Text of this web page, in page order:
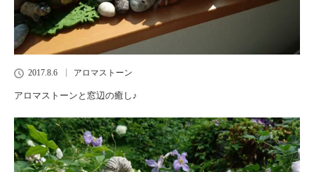
2017.8.6 アロマストーン
アロマストーンと窓辺の癒し♪